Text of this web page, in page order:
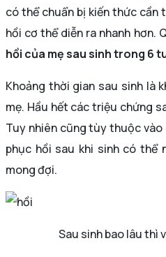
có thể chuẩn bị kiến thức
hồi cơ thể diễn ra nhanh hơn.
hồi của mẹ sau sinh trong 6
Khoảng thời gian sau sinh là
mẹ. Hầu hết các triệu chứng
Tuy nhiên cũng tùy thuộc
phục hồi sau khi sinh có thể
mong đợi.
Sau sinh bao lâu thì